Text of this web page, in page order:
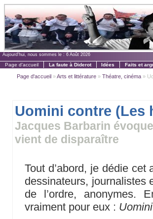
Aujourd'hui, nous sommes le : 6 Août 2026
Page d'accueil La faute à Diderot Idées Faits et
Page d'accueil »Arts et littérature »Théatre, cinéma »
Uomini contre (Les
Jacques Barbarin
vient de disparaître
Tout d’abord, je dédie
dessinateurs, journalistes
de l’ordre, anonymes.
vraiment pour eux :